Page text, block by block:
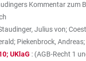
Kommentar zum
Julius von;
Piekenbrock,
UKlaG : (AGB-Recht 1